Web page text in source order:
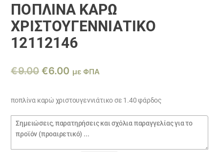
ΠΟΠΛΊΝΑ ΚΑΡΏ
ΧΡΙΣΤΟΥΓΕΝΝΙΆΤΙΚΟ
12112146
€9.00 Original
was:
€9.00.
€6.00Η
τιμή
είναι:
€6.00.
με ΦΠΑ
ποπλίνα καρώ χριστουγεννιάτικο σε 1.40 φάρδος
Σημειώσεις
παραγγελίας